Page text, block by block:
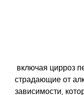
страдающие от
зависимости,